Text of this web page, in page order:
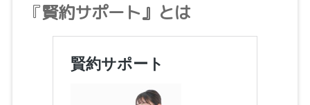
『賢約サポート』とは